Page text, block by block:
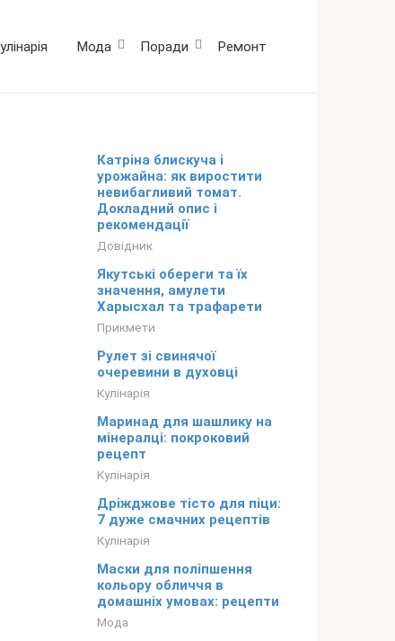
Мода Поради Ремонт
Катріна блискуча і
урожайна: як виростити
невибагливий томат.
Докладний опис і
рекомендації
Довідник
Якутські обереги та їх
значення, амулети
Харысхал та трафарети
Прикмети
Рулет зі свинячої
очеревини в духовці
Кулінарія
Маринад для шашлику на
мінералці: покроковий
рецепт
Кулінарія
Дріжджове тісто для піци:
7 дуже смачних рецептів
Кулінарія
Маски для поліпшення
кольору обличчя в
домашніх умовах: рецепти
Мода